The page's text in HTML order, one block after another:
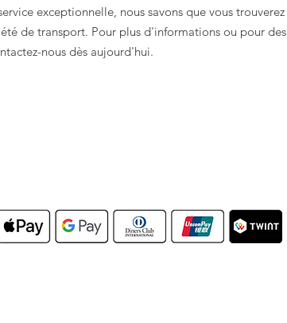
exceptionnelle, nous savons que vous trouverez
de transport. Pour plus d'informations ou pour des
nous dès aujourd'hui.